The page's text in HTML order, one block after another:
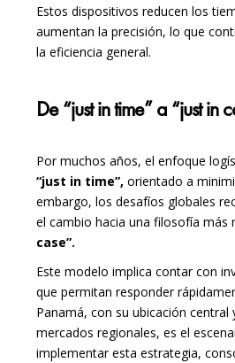
Estos dispositivos reducen los
aumentan la precisión, lo que
la eficiencia general.
De “just in time” a “just in
Por muchos años, el enfoque
“just in time”, orientado a
embargo, los desafíos globales
el cambio hacia una filosofía más
case”.
Este modelo implica contar con
que permitan responder
Panamá, con su ubicación central
mercados regionales, es el
implementar esta estrategia,